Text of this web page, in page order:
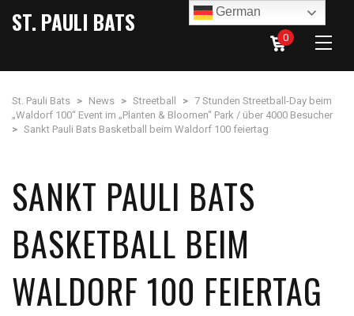
ST. PAULI BATS
0
St. Pauli Bats > News > Streetball > 7 Stunden Streetball-Day beim
„Waldorf 100“ Event im „Planten & Bloomen“ Park / über 4000 Besucher
> Sankt Pauli Bats Basketball beim Waldorf 100 feiertag
SANKT PAULI BATS
BASKETBALL BEIM
WALDORF 100 FEIERTAG
German